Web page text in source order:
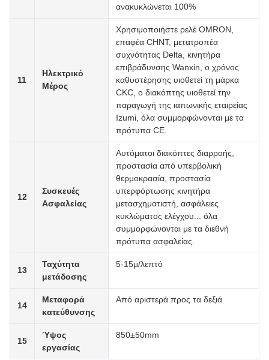
ανακυκλώνεται 100%
11
Ηλεκτρικό
Μέρος
Χρησιμοποιήστε ρελέ OMRON,
επαφέα CHNT, μετατροπέα
συχνότητας Delta, κινητήρα
επιβράδυνσης Wanxin, ο χρόνος
καθυστέρησης υιοθετεί τη μάρκα
CKC, ο διακόπτης υιοθετεί την
παραγωγή της ιαπωνικής εταιρείας
Izumi, όλα συμμορφώνονται με τα
πρότυπα CE.
12
Συσκευές
Ασφαλείας
Αυτόματοι διακόπτες διαρροής,
προστασία από υπερβολική
θερμοκρασία, προστασία
υπερφόρτωσης κινητήρα
μετασχηματιστή, ασφάλειες
κυκλώματος ελέγχου... όλα
συμμορφώνονται με τα διεθνή
πρότυπα ασφαλείας.
13
Ταχύτητα
μετάδοσης
5-15μ/λεπτό
14
Μεταφορά
κατεύθυνσης
Από αριστερά προς τα δεξιά
15
Ύψος
εργασίας
850±50mm